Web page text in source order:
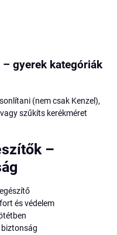
gyerek kategóriák
(nem csak Kenzel),
vagy szűkíts kerékméret
–
és védelem